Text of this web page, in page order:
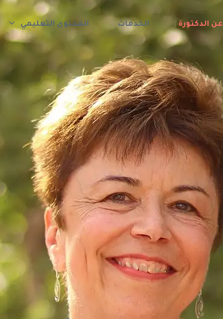
عن الدكتورة الخدمات المحتوى التعليمي